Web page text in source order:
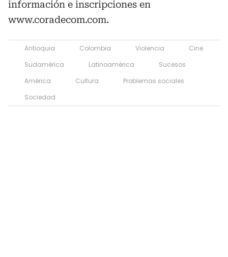
información e inscripciones en
www.coradecom.com.
Antioquia Colombia Violencia
Cine
Sudamérica
Latinoamérica
Sucesos
América
Cultura
Problemas sociales
Sociedad